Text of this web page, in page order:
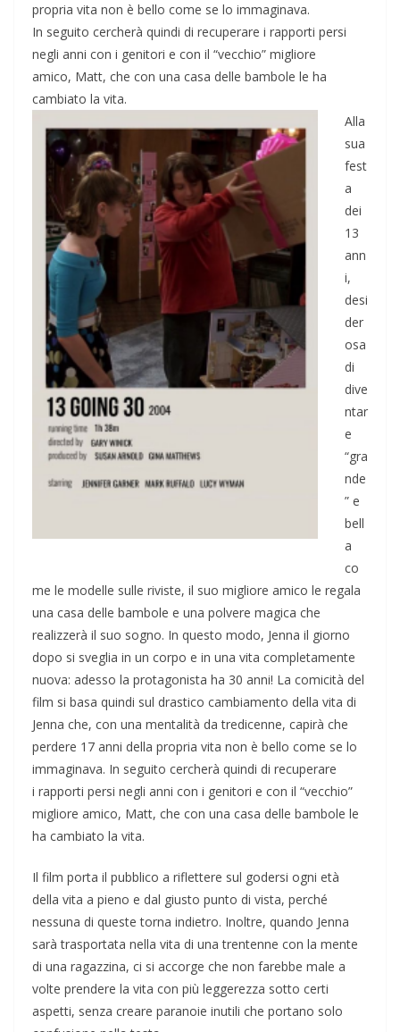
propria vita non è bello come se lo immaginava.
In seguito cercherà quindi di recuperare i rapporti persi
negli anni con i genitori e con il “vecchio” migliore
amico, Matt, che con una casa delle bambole le ha
cambiato la vita.
Alla
sua
fest
a
dei
13
ann
i,
desi
der
osa
di
dive
ntar
e
“gra
nde
” e
bell
a
co
me le modelle sulle riviste, il suo migliore amico le regala
una casa delle bambole e una polvere magica che
realizzerà il suo sogno. In questo modo, Jenna il giorno
dopo si sveglia in un corpo e in una vita completamente
nuova: adesso la protagonista ha 30 anni! La comicità del
film si basa quindi sul drastico cambiamento della vita di
Jenna che, con una mentalità da tredicenne, capirà che
perdere 17 anni della propria vita non è bello come se lo
immaginava. In seguito cercherà quindi di recuperare
i rapporti persi negli anni con i genitori e con il “vecchio”
migliore amico, Matt, che con una casa delle bambole le
ha cambiato la vita.
Il film porta il pubblico a riflettere sul godersi ogni età
della vita a pieno e dal giusto punto di vista, perché
nessuna di queste torna indietro. Inoltre, quando Jenna
sarà trasportata nella vita di una trentenne con la mente
di una ragazzina, ci si accorge che non farebbe male a
volte prendere la vita con più leggerezza sotto certi
aspetti, senza creare paranoie inutili che portano solo